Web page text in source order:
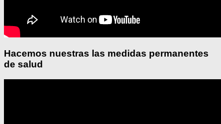
Hacemos nuestras las medidas permanentes
de salud